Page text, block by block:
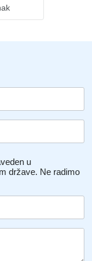
u
države. Ne radimo